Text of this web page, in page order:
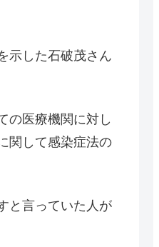
示した石破茂さん
の医療機関に対し
関して感染症法の
と言っていた人が